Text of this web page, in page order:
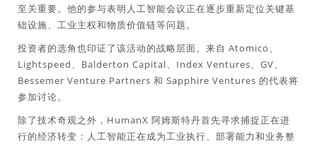
至关重要。他的参与表明人工智能会议正在逐步重新定位关键基
础设施、工业主权和物质价值链等问题。
投资者的选角也印证了该活动的战略层面。来自 Atomico、
Lightspeed、Balderton Capital、Index Ventures、GV、
Bessemer Venture Partners 和 Sapphire Ventures 的代表将
参加讨论。
除了技术奇观之外，HumanX 阿姆斯特丹首先寻求捕捉正在进
行的经济转变：人工智能正在成为工业执行、部署能力和业务整